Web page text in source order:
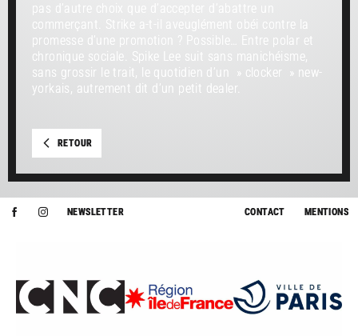
pas d’autre choix que d’accepter d’abattre un
commerçant. Strike a-t-il aveuglément obéi contre la
promesse d’une promotion ? Possible… Entre polar et
chronique sociale. Spike Lee suit sans manichéisme,
sans grossir le trait, le quotidien d’un » clocker » new-
yorkais, autrement dit d’un petit dealer.
RETOUR
NEWSLETTER CONTACT MENTIONS